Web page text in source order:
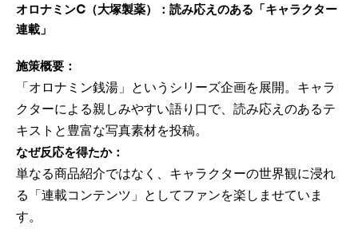
オロナミンC（大塚製薬）：読み応えのある「キャラクター
連載」
施策概要：
「オロナミン銭湯」というシリーズ企画を展開。キャラ
クターによる親しみやすい語り口で、読み応えのあるテ
キストと豊富な写真素材を投稿。
なぜ反応を得たか：
単なる商品紹介ではなく、キャラクターの世界観に浸れ
る「連載コンテンツ」としてファンを楽しませていま
す。